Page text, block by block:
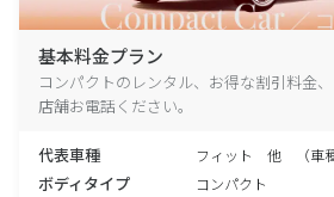
基本料金プラン
コンパクトのレンタル、お得な割引料金
店舗お電話ください。
代表車種 フィット 他 （車種
ボディタイプ コンパクト